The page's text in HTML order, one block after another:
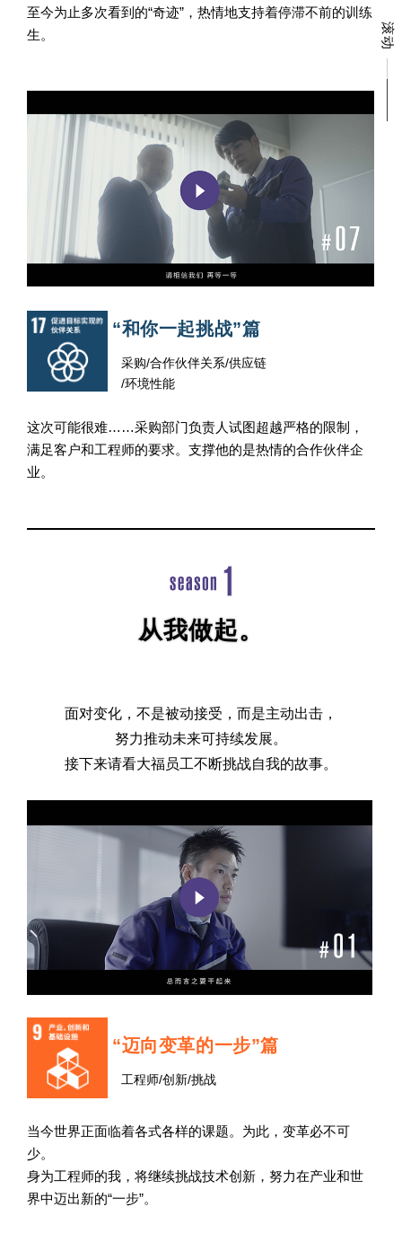
滚动
至今为止多次看到的“奇迹”，热情地支持着停滞不前的训练
生。
“和你一起挑战”篇
采购/合作伙伴关系/供应链
/环境性能
这次可能很难……采购部门负责人试图超越严格的限制，
满足客户和工程师的要求。支撑他的是热情的合作伙伴企
业。
从我做起。
面对变化，不是被动接受，而是主动出击，
努力推动未来可持续发展。
接下来请看大福员工不断挑战自我的故事。
“迈向变革的一步”篇
工程师/创新/挑战
当今世界正面临着各式各样的课题。为此，变革必不可
少。
身为工程师的我，将继续挑战技术创新，努力在产业和世
界中迈出新的“一步”。